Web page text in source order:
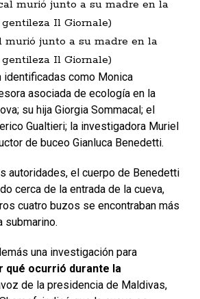
murió junto a su madre en la
Il Giornale)
identificadas como Monica
asociada de ecología en la
su hija Giorgia Sommacal; el
Gualtieri; la investigadora Muriel
de buceo Gianluca Benedetti.
autoridades, el cuerpo de Benedetti
cerca de la entrada de la cueva,
cuatro buzos se encontraban más
submarino.
una investigación para
qué ocurrió durante la
de la presidencia de Maldivas,